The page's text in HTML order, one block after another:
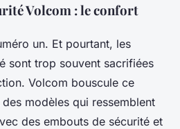
Volcom : le confort
un. Et pourtant, les
sont trop souvent sacrifiées
Volcom bouscule ce
modèles qui ressemblent
des embouts de sécurité et